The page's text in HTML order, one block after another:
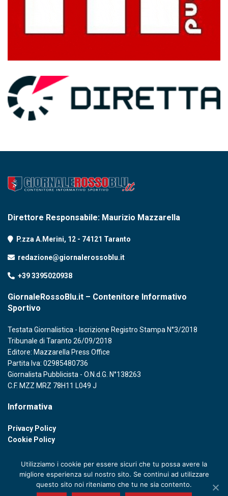
Direttore Responsabile: Maurizio Mazzarella
P.zza A.Merini, 12 - 74121 Taranto
redazione@giornalerossoblu.it
+39 3395020938
GiornaleRossoBlu.it – Contenitore Informativo
Sportivo
Testata Giornalistica - Iscrizione Registro Stampa N°3/2018
Tribunale di Taranto 26/09/2018
Editore: Mazzarella Press Office
Partita Iva: 02985480736
Giornalista Pubblicista - O.N.d.G. N°138263
C.F. MZZ MRZ 78H11 L049 J
Informativa
Privacy Policy
Cookie Policy
Utilizziamo i cookie per essere sicuri che tu possa avere la
migliore esperienza sul nostro sito. Se continui ad utilizzare
questo sito noi riteniamo che tu ne sia contento.